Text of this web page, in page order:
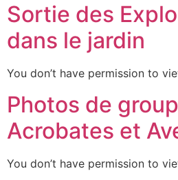
Sortie des
dans le jardin
You don’t have permission to
Photos de
Acrobates et
You don’t have permission to